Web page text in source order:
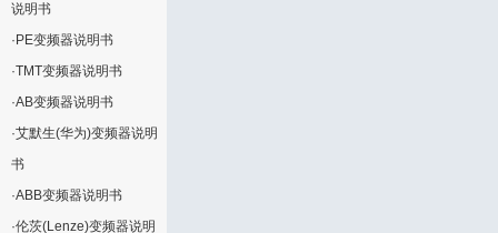
说明书
· PE变频器说明书
·TMT变频器说明书
·AB变频器说明书
·艾默生(华为)变频器说明
书
·ABB变频器说明书
·伦茨(Lenze)变频器说明